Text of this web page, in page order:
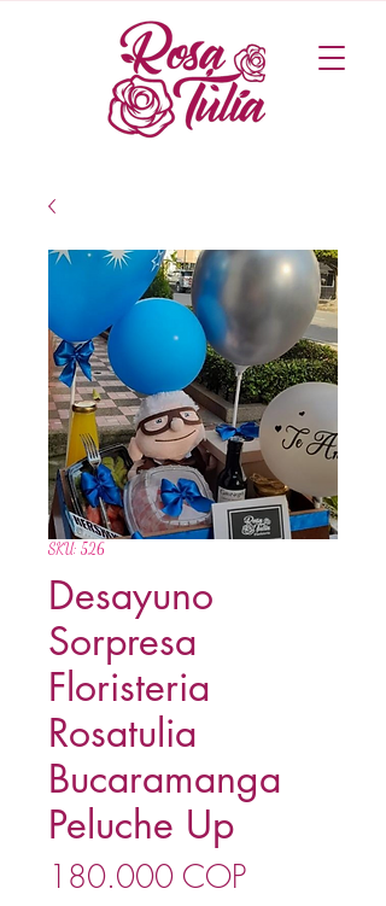
SKU: 526
Desayuno
Sorpresa
Floristeria
Rosatulia
Bucaramanga
Peluche Up
180.000 COPPrecio